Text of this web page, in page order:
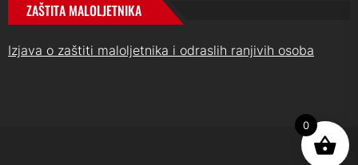
ZAŠTITA MALOLJETNIKA
Izjava o zaštiti maloljetnika i odraslih ranjivih osoba
UP ↑
0